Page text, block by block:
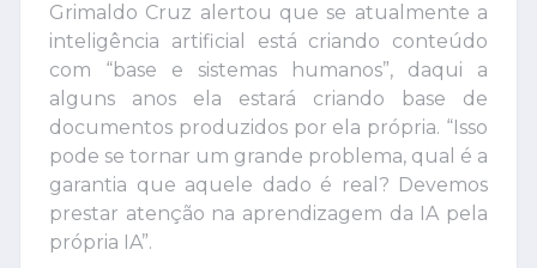
Grimaldo Cruz alertou que se atualmente a
inteligência artificial está criando conteúdo
com “base e sistemas humanos”, daqui a
alguns anos ela estará criando base de
documentos produzidos por ela própria. “Isso
pode se tornar um grande problema, qual é a
garantia que aquele dado é real? Devemos
prestar atenção na aprendizagem da IA pela
própria IA”.